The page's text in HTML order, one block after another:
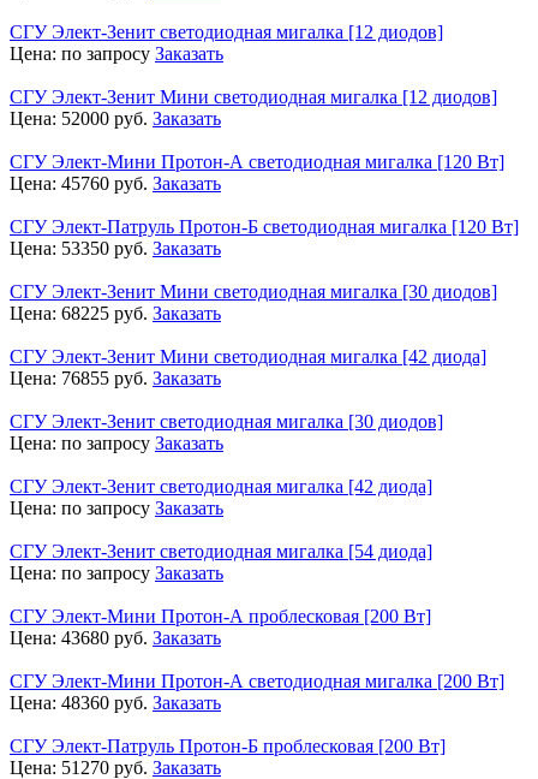
СГУ Элект-Зенит светодиодная мигалка [12 диодов]
Цена: по запросу Заказать
СГУ Элект-Зенит Мини светодиодная мигалка [12 диодов]
Цена: 52000 руб. Заказать
СГУ Элект-Мини Протон-А светодиодная мигалка [120 Вт]
Цена: 45760 руб. Заказать
СГУ Элект-Патруль Протон-Б светодиодная мигалка [120 Вт]
Цена: 53350 руб. Заказать
СГУ Элект-Зенит Мини светодиодная мигалка [30 диодов]
Цена: 68225 руб. Заказать
СГУ Элект-Зенит Мини светодиодная мигалка [42 диода]
Цена: 76855 руб. Заказать
СГУ Элект-Зенит светодиодная мигалка [30 диодов]
Цена: по запросу Заказать
СГУ Элект-Зенит светодиодная мигалка [42 диода]
Цена: по запросу Заказать
СГУ Элект-Зенит светодиодная мигалка [54 диода]
Цена: по запросу Заказать
СГУ Элект-Мини Протон-А проблесковая [200 Вт]
Цена: 43680 руб. Заказать
СГУ Элект-Мини Протон-А светодиодная мигалка [200 Вт]
Цена: 48360 руб. Заказать
СГУ Элект-Патруль Протон-Б проблесковая [200 Вт]
Цена: 51270 руб. Заказать